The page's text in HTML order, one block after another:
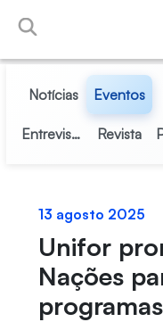
Pular para o Conteúdo
Notícias Eventos
Entrevistas Revista
13 agosto 2025
Unifor
Nações